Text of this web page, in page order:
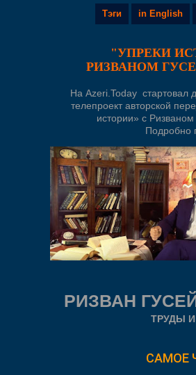
in English
Тэги
"УПРЕКИ
РИЗВАНОМ
На Azeri.Today стартовал
телепроект авторской
истории» с Ризваном
Подробно
РИЗВАН
ТРУДЫ
САМОЕ